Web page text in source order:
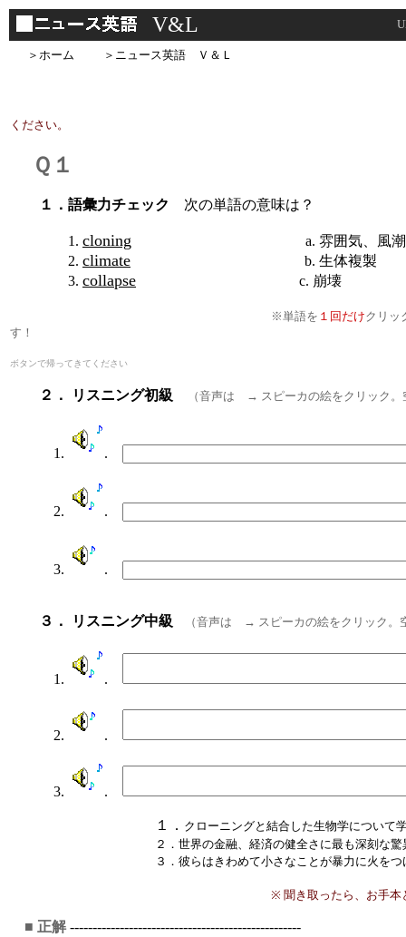
V&L
＞ホーム ＞ニュース英語 Ｖ＆Ｌ
ください。
Ｑ１
１．語彙力チェック 次の単語の意味は？
1. cloning a. 雰囲気、風潮
2. climate b. 生体複製
3. collapse c. 崩壊
※単語を １回だけクリッ
す！
ボタンで帰ってきてください
２． リスニング初級 （音声は → スピーカの絵をクリック。
1. .
2. .
3. .
３． リスニング中級 （音声は → スピーカの絵をクリック。
1. .
2. .
3. .
１． クローニングと結合した生物学について
２．世界の金融、経済の健全さに最も深刻な
３．彼らはきわめて小さなことが暴力に火を
※ 聞き取ったら、お手本
■ 正解---------------------------------------------------